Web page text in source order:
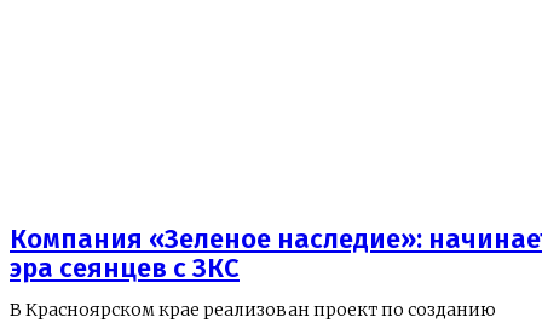
Компания «Зеленое наследие»:
эра сеянцев с ЗКС
В Красноярском крае реализован проект по созданию